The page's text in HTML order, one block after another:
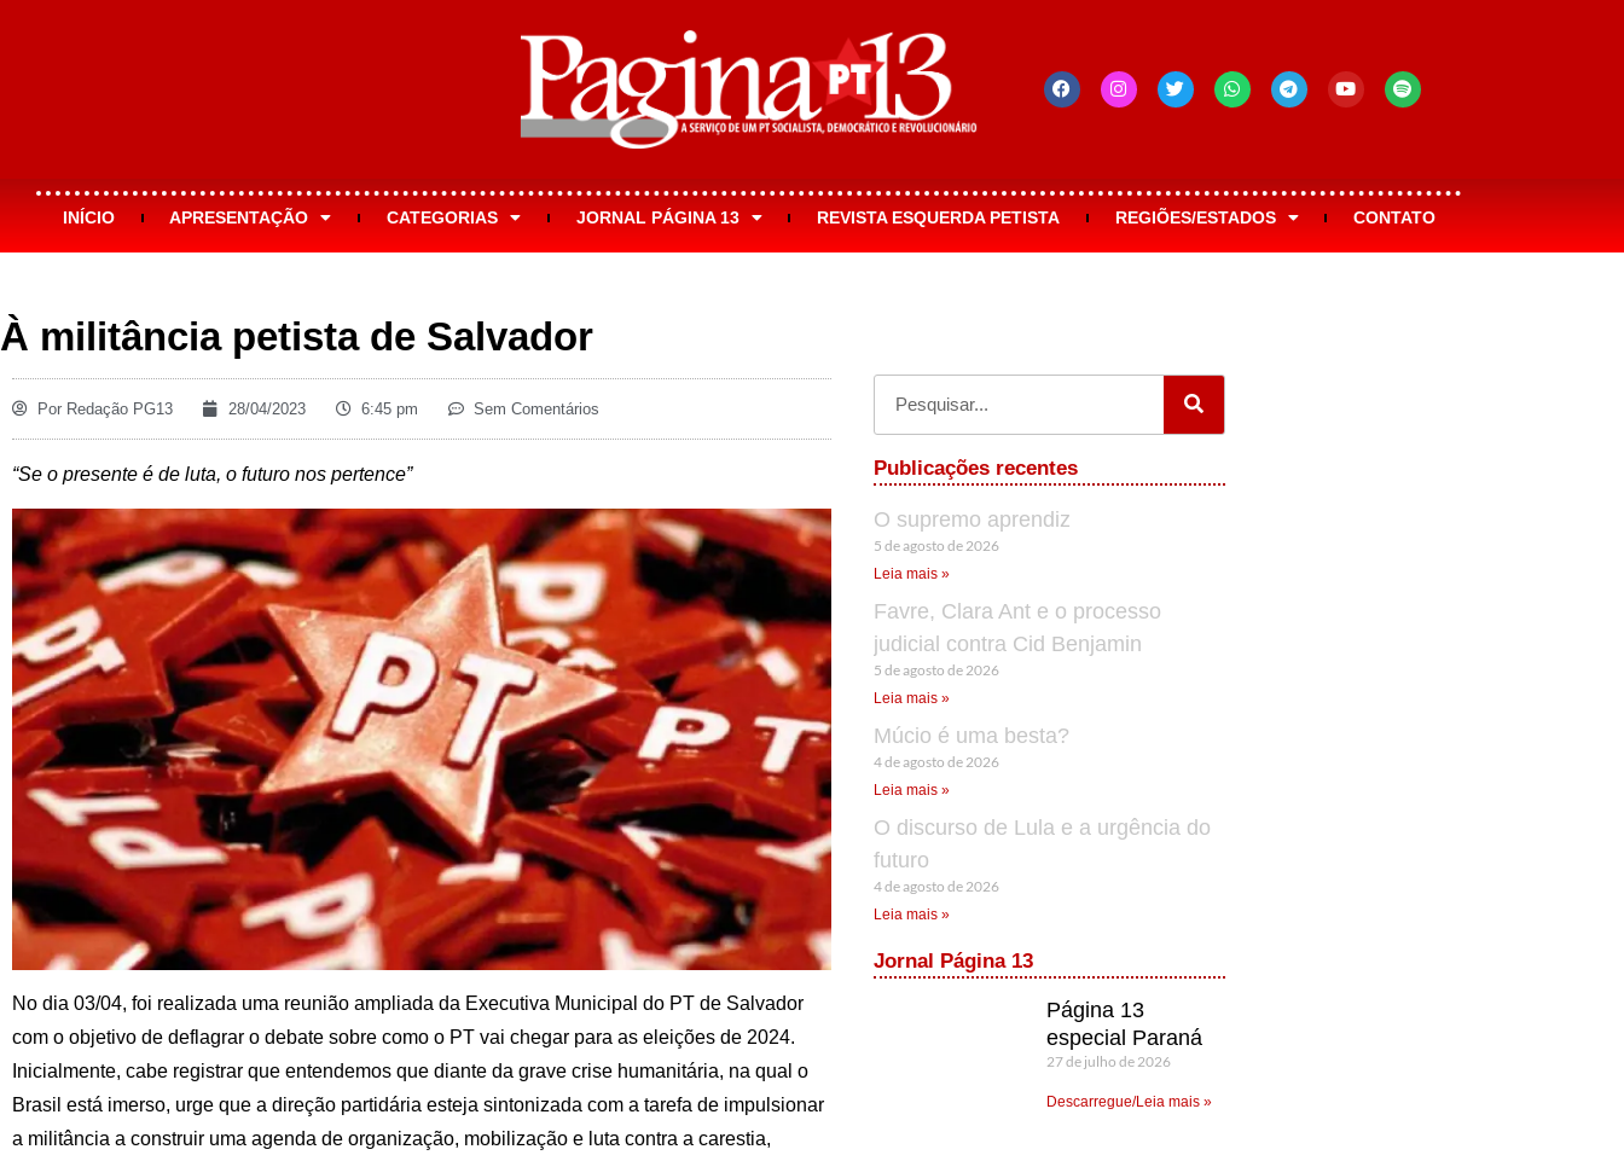
INÍCIO APRESENTAÇÃO CATEGORIAS JORNAL PÁGINA 13 REVISTA ESQUERDA PETISTA REGIÕES/ESTADOS CONTATO
À militância petista de Salvador
Por Redação PG13 28/04/2023 6:45 pm Sem Comentários
“Se o presente é de luta, o futuro nos pertence”
No dia 03/04, foi realizada uma reunião ampliada da Executiva Municipal do PT de Salvador
com o objetivo de deflagrar o debate sobre como o PT vai chegar para as eleições de 2024.
Inicialmente, cabe registrar que entendemos que diante da grave crise humanitária, na qual o
Brasil está imerso, urge que a direção partidária esteja sintonizada com a tarefa de impulsionar
a militância a construir uma agenda de organização, mobilização e luta contra a carestia,
Publicações recentes
O supremo aprendiz
5 de agosto de 2026
Leia mais »
Favre, Clara Ant e o processo
judicial contra Cid Benjamin
5 de agosto de 2026
Leia mais »
Múcio é uma besta?
4 de agosto de 2026
Leia mais »
O discurso de Lula e a urgência do
futuro
4 de agosto de 2026
Leia mais »
Jornal Página 13
Página 13
especial Paraná
27 de julho de 2026
Descarregue/Leia mais »